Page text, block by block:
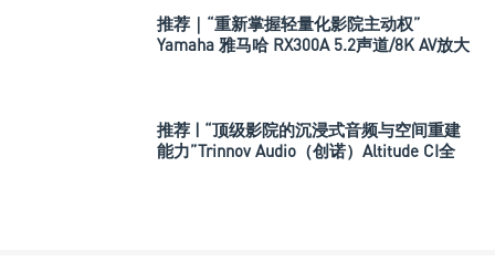
推荐｜“重新掌握轻量化影院主动权”
Yamaha 雅马哈 RX300A 5.2声道/8K AV放大
推荐 | “顶级影院的沉浸式音频与空间重建
能力”Trinnov Audio（创诺）Altitude CI全